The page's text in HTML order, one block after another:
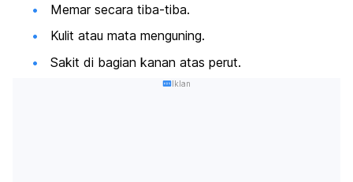
Memar secara tiba-tiba.
Kulit atau mata menguning.
Sakit di bagian kanan atas perut.
Iklan